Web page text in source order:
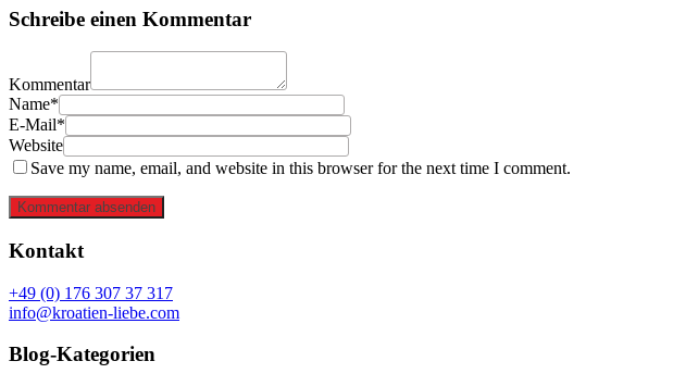
Schreibe einen Kommentar
Kommentar
Name*
E-Mail*
Website
Save my name, email, and website in this browser for the next time I comment.
Kommentar absenden
Kontakt
+49 (0) 176 307 37 317
info@kroatien-liebe.com
Blog-Kategorien